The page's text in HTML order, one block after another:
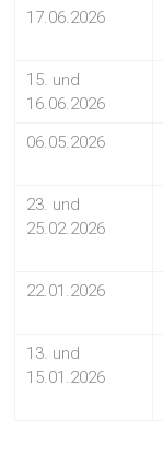
17.06.2026
15. und
16.06.2026
06.05.2026
23. und
25.02.2026
22.01.2026
13. und
15.01.2026